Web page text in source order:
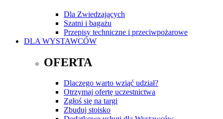
Dla Zwiedzających
Szatni i bagażu
Przepisy techniczne i przeciwpożarowe
DLA WYSTAWCÓW
OFERTA
Dlaczego warto wziąć udział?
Otrzymaj ofertę uczestnictwa
Zgłoś się na targi
Zbuduj stoisko